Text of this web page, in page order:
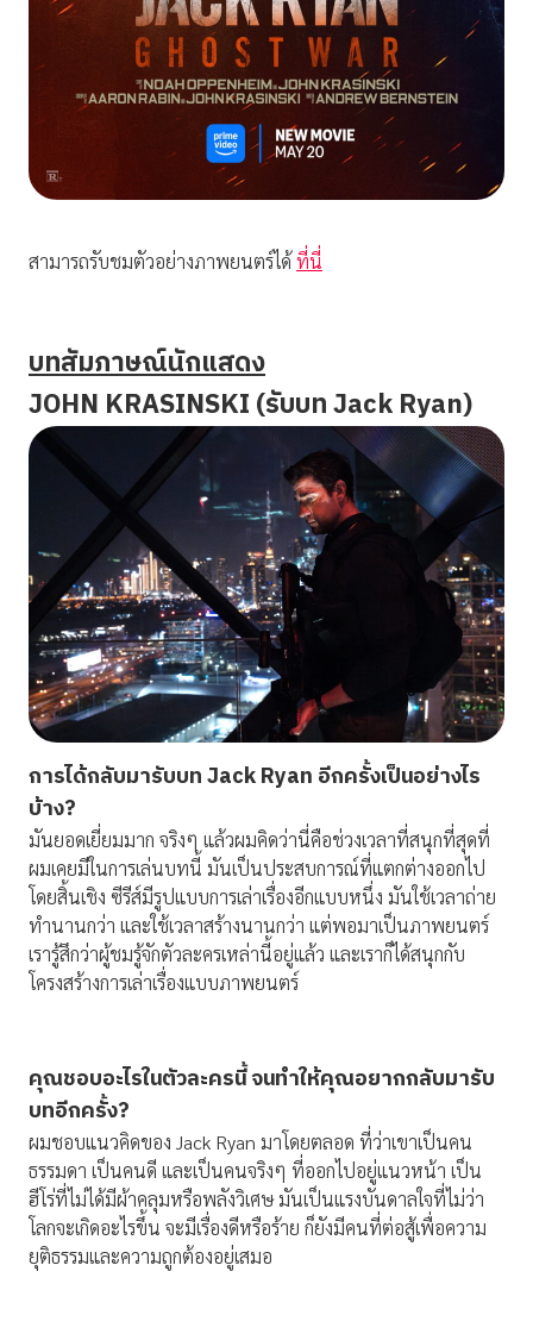
สามารถรับชมตัวอย่างภาพยนตร์ได้ที่นี่
บทสัมภาษณ์นักแสดง
JOHN KRASINSKI (รับบท Jack Ryan)
การได้กลับมารับบทJack Ryan อีกครั้งเป็นอย่างไร
บ้าง?
มันยอดเยี่ยมมาก จริงๆ แล้วผมคิดว่านี่คือช่วงเวลาที่สนุกที่สุดที่
ผมเคยมีในการเล่นบทนี้ มันเป็นประสบการณ์ที่แตกต่างออกไป
โดยสิ้นเชิง ซีรีส์มีรูปแบบการเล่าเรื่องอีกแบบหนึ่ง มันใช้เวลาถ่าย
ทำนานกว่า และใช้เวลาสร้างนานกว่า แต่พอมาเป็นภาพยนตร์
เรารู้สึกว่าผู้ชมรู้จักตัวละครเหล่านี้อยู่แล้ว และเราก็ได้สนุกกับ
โครงสร้างการเล่าเรื่องแบบภาพยนตร์
คุณชอบอะไรในตัวละครนี้ จนทำให้คุณอยากกลับมารับ
บทอีกครั้ง?
ผมชอบแนวคิดของ Jack Ryan มาโดยตลอด ที่ว่าเขาเป็นคน
ธรรมดา เป็นคนดี และเป็นคนจริงๆ ที่ออกไปอยู่แนวหน้า เป็น
ฮีโร่ที่ไม่ได้มีผ้าคลุมหรือพลังวิเศษ มันเป็นแรงบันดาลใจที่ไม่ว่า
โลกจะเกิดอะไรขึ้น จะมีเรื่องดีหรือร้าย ก็ยังมีคนที่ต่อสู้เพื่อความ
ยุติธรรมและความถูกต้องอยู่เสมอ